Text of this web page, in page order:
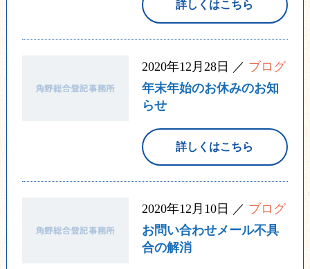
詳しくはこちら
2020年12月28日 ／ ブログ
年末年始のお休みのお知
らせ
詳しくはこちら
2020年12月10日 ／ ブログ
お問い合わせメール不具
合の解消